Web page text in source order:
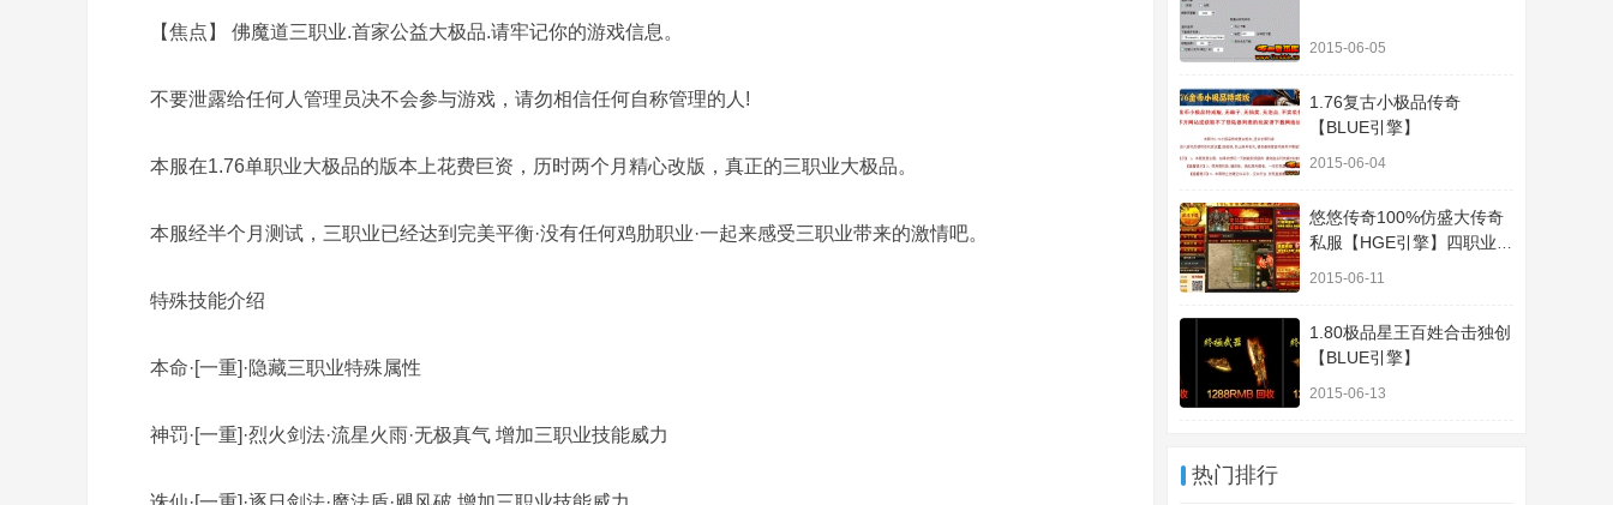
【焦点】 佛魔道三职业.首家公益大极品.请牢记你的游戏信息。
不要泄露给任何人管理员决不会参与游戏，请勿相信任何自称管理的人!
本服在1.76单职业大极品的版本上花费巨资，历时两个月精心改版，真正的三职业大极品。
本服经半个月测试，三职业已经达到完美平衡·没有任何鸡肋职业·一起来感受三职业带来的激情吧。
特殊技能介绍
本命·[一重]·隐藏三职业特殊属性
神罚·[一重]·烈火剑法·流星火雨·无极真气 增加三职业技能威力
2015-06-05
1.76复古小极品传奇
【BLUE引擎】
2015-06-04
悠悠传奇100%仿盛大传奇
私服【HGE引擎】四职业疯
2015-06-11
1.80极品星王百姓合击独创
【BLUE引擎】
2015-06-13
热门排行